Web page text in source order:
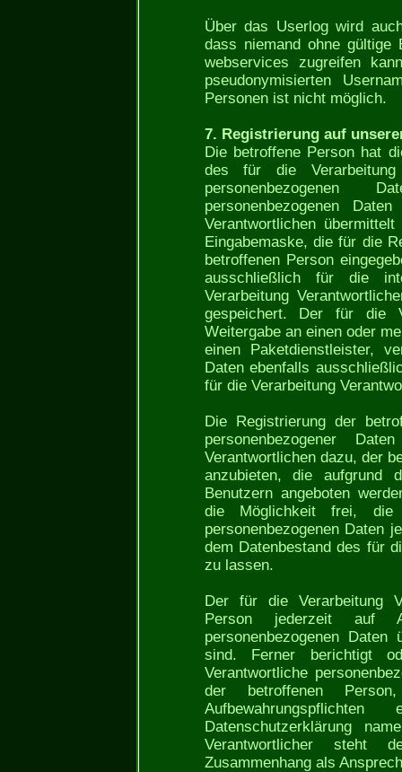
Über das Userlog wird
dass niemand ohne gültige
webservices zugreifen
pseudonymisierten
Personen ist nicht möglich.
7. Registrierung auf
Die betroffene Person hat
des für die Verarbeitung
personenbezogenen
Verantwortlichen
Eingabemaske, die für die
betroffenen Person
ausschließlich für die
Verarbeitung
gespeichert. Der für die
Weitergabe an einen oder
einen Paketdienstleister,
Daten ebenfalls
für die Verarbeitung
Die Registrierung der
personenbezogener
Verantwortlichen dazu, der
anzubieten, die aufgrund
Benutzern angeboten
die Möglichkeit frei, die
personenbezogenen Daten
dem Datenbestand des für
zu lassen.
Der für die Verarbeitung
Person jederzeit auf
personenbezogenen
sind. Ferner berichtigt
Verantwortliche
der betroffenen
Datenschutzerklärung
Verantwortlicher steht
Zusammenhang als